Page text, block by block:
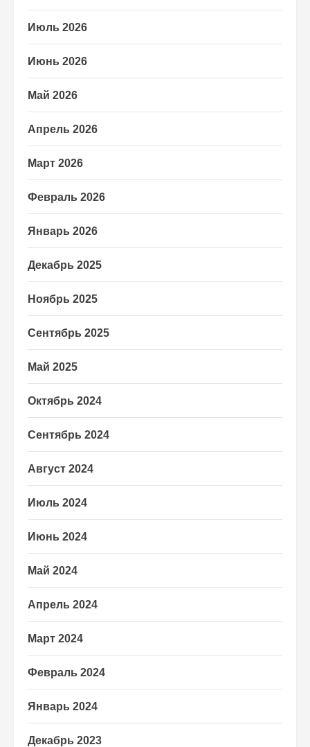
Июль 2026
Июнь 2026
Май 2026
Апрель 2026
Март 2026
Февраль 2026
Январь 2026
Декабрь 2025
Ноябрь 2025
Сентябрь 2025
Май 2025
Октябрь 2024
Сентябрь 2024
Август 2024
Июль 2024
Июнь 2024
Май 2024
Апрель 2024
Март 2024
Февраль 2024
Январь 2024
Декабрь 2023